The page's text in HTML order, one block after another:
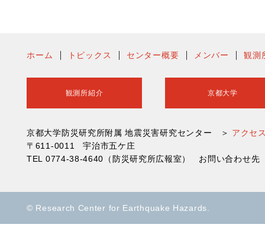
ホーム トピックス センター概要 メンバー 観測
観測所紹介 京都大学
京都大学防災研究所附属 地震災害研究センター ＞ アクセ
〒611-0011 宇治市五ケ庄
TEL 0774-38-4640（防災研究所広報室） お問い合わせ先
© Research Center for Earthquake Hazards.